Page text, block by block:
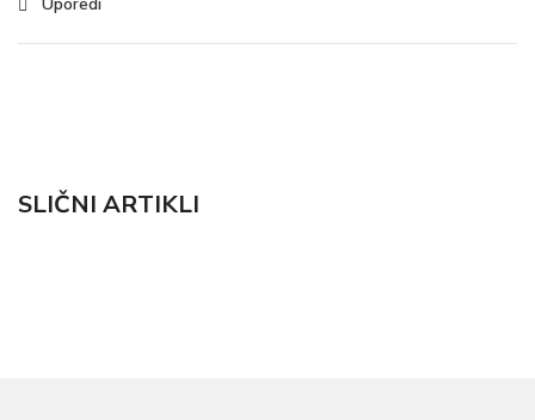
SLIČNI ARTIKLI